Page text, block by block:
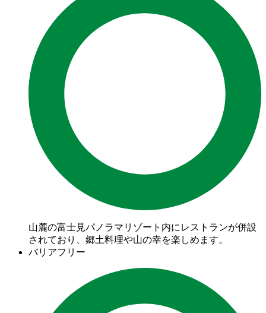
山麓の富士見パノラマリゾート内にレストランが併設
されており、郷土料理や山の幸を楽しめます。
バリアフリー